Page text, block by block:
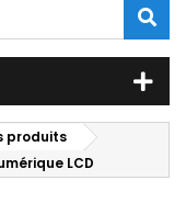
produits
LCD